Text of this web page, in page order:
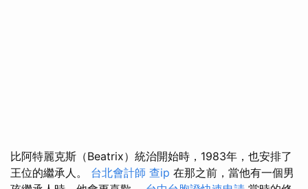
比阿特麗克斯（Beatrix）統治開始時，1983年，也安排了
王位的繼承人。 台北會計師 查ip 在那之前，當他有一個男